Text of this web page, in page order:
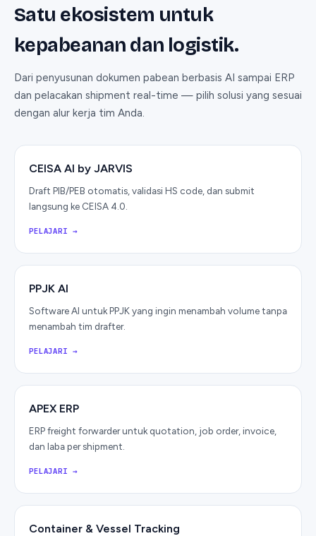
Satu ekosistem untuk
kepabeanan dan logistik.
Dari penyusunan dokumen pabean berbasis AI sampai ERP
dan pelacakan shipment real-time — pilih solusi yang sesuai
dengan alur kerja tim Anda.
CEISA AI by JARVIS
Draft PIB/PEB otomatis, validasi HS code, dan submit
langsung ke CEISA 4.0.
PELAJARI →
PPJK AI
Software AI untuk PPJK yang ingin menambah volume tanpa
menambah tim drafter.
PELAJARI →
APEX ERP
ERP freight forwarder untuk quotation, job order, invoice,
dan laba per shipment.
PELAJARI →
Container & Vessel Tracking